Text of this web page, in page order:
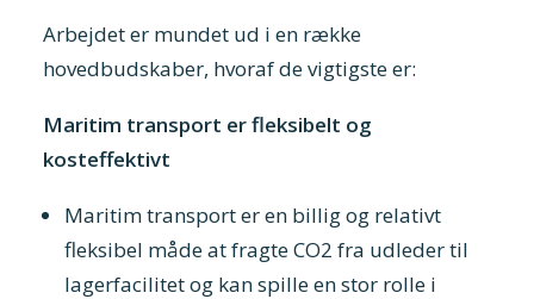
Arbejdet er mundet ud i en række
hovedbudskaber, hvoraf de vigtigste er:
Maritim transport er fleksibelt og
kosteffektivt
Maritim transport er en billig og relativt
fleksibel måde at fragte CO2 fra udleder til
lagerfacilitet og kan spille en stor rolle i